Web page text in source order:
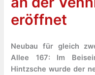
eröffnet
Neubau für gleich
Allee 167: Im
Hintzsche wurde der